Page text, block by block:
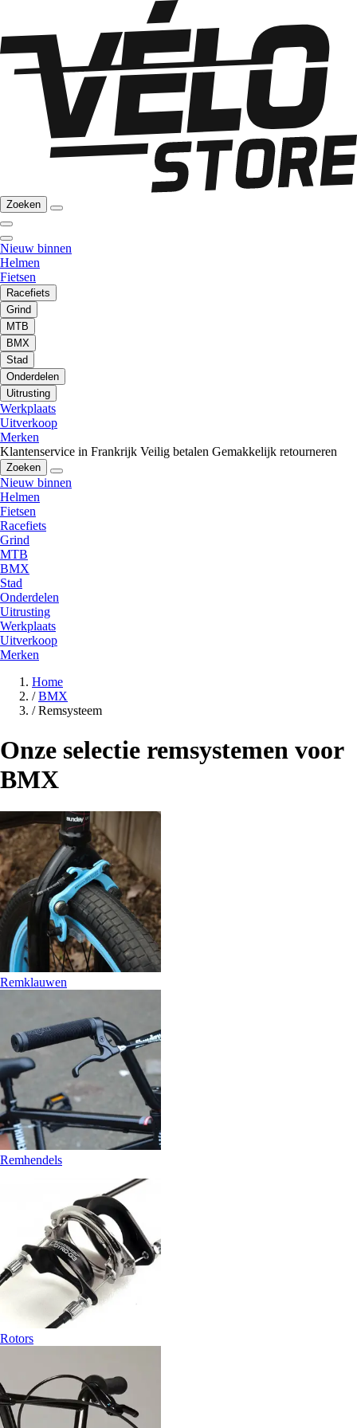
Zoeken
Nieuw binnen
Helmen
Fietsen
Racefiets
Grind
MTB
BMX
Stad
Onderdelen
Uitrusting
Werkplaats
Uitverkoop
Merken
Klantenservice in Frankrijk Veilig betalen Gemakkelijk retourneren
Zoeken
Nieuw binnen
Helmen
Fietsen
Racefiets
Grind
MTB
BMX
Stad
Onderdelen
Uitrusting
Werkplaats
Uitverkoop
Merken
Home
/ BMX
/ Remsysteem
Onze selectie remsystemen voor
BMX
Remklauwen
Remhendels
Rotors